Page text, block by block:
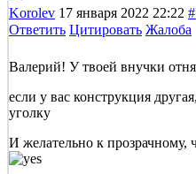
Korolev 17 января 2022 22:22
Ответить Цитировать Жалоба
Валерий! У твоей внучки
если у вас конструкция
уголку
И желательно к прозрачному,